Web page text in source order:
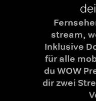
stream,
Inklusive
für alle
du WOW
dir zwei